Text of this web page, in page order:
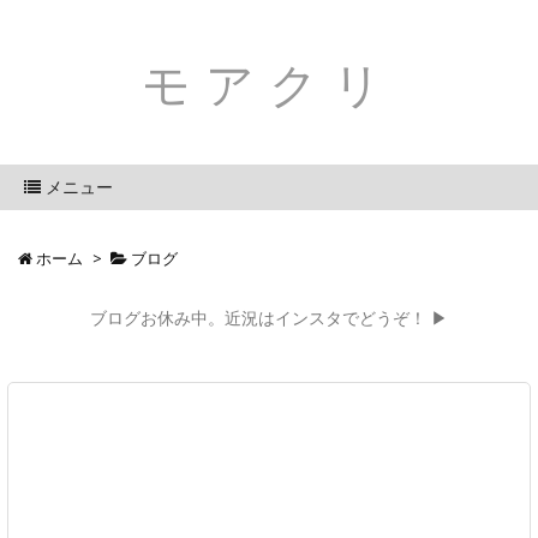
モアクリ
メニュー
ホーム > ブログ
ブログお休み中。近況はインスタでどうぞ！ ▶